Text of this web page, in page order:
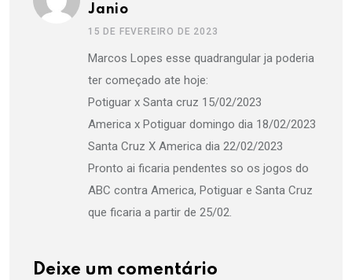
Janio
15 DE FEVEREIRO DE 2023
Marcos Lopes esse quadrangular ja poderia
ter começado ate hoje:
Potiguar x Santa cruz 15/02/2023
America x Potiguar domingo dia 18/02/2023
Santa Cruz X America dia 22/02/2023
Pronto ai ficaria pendentes so os jogos do
ABC contra America, Potiguar e Santa Cruz
que ficaria a partir de 25/02.
Deixe um comentário